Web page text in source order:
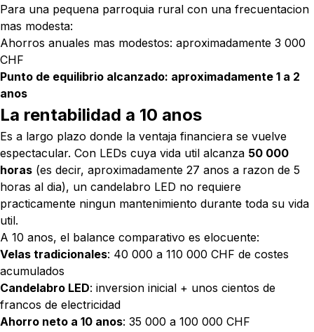
Para una pequena parroquia rural con una frecuentacion
mas modesta:
Ahorros anuales mas modestos: aproximadamente 3 000
CHF
Punto de equilibrio alcanzado: aproximadamente 1 a 2
anos
La rentabilidad a 10 anos
Es a largo plazo donde la ventaja financiera se vuelve
espectacular. Con LEDs cuya vida util alcanza 50 000
horas (es decir, aproximadamente 27 anos a razon de 5
horas al dia), un candelabro LED no requiere
practicamente ningun mantenimiento durante toda su vida
util.
A 10 anos, el balance comparativo es elocuente:
Velas tradicionales: 40 000 a 110 000 CHF de costes
acumulados
Candelabro LED: inversion inicial + unos cientos de
francos de electricidad
Ahorro neto a 10 anos: 35 000 a 100 000 CHF